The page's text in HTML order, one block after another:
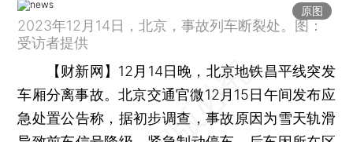
原图
2023年12月14日，北京，事故列车断裂处。图：
受访者提供
【财新网】 12月14日晚，北京地铁昌平线突发
车厢分离事故。北京交通官微12月15日午间发布应
急处置公告称，据初步调查，事故原因为雪天轨滑